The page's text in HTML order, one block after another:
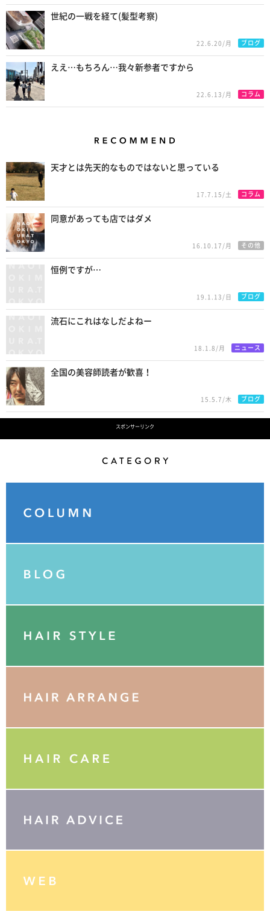
世紀の一戦を経て(髪型考察)
22.6.20/月 ブログ
ええ…もちろん…我々新参者ですから
22.6.13/月 コラム
天才とは先天的なものではないと思っている
17.7.15/土 コラム
同意があっても店ではダメ
16.10.17/月 その他
恒例ですが…
19.1.13/日 ブログ
流石にこれはなしだよねー
18.1.8/月 ニュース
全国の美容師読者が歓喜！
15.5.7/木 ブログ
スポンサーリンク